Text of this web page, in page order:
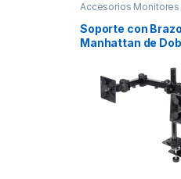
Accesorios Monitores
Soporte con
Manhattan de
Monitores hasta
12KGs, Negro
13 A 24 6 KG X